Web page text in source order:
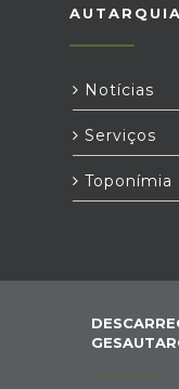
AUTARQUIA
Notícias
Serviços
Toponímia